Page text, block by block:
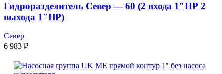
Гидроразделитель Север — 60 (2 входа 1″НР 2
выхода 1″НР)
Север
6 983 ₽